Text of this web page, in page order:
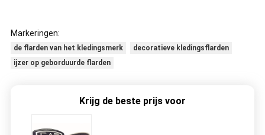
Markeringen:
de flarden van het kledingsmerk
decoratieve kledingsflarden
ijzer op geborduurde flarden
Krijg de beste prijs voor